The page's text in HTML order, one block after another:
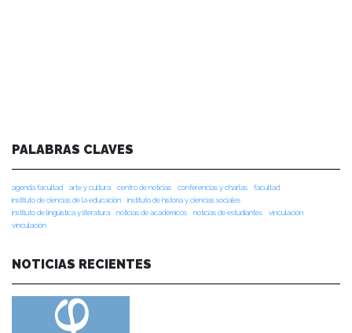
PALABRAS CLAVES
agenda facultad arte y cultura centro de noticias conferencias y charlas
facultad
instituto de ciencias de la educación
instituto de historia y ciencias sociales
instituto de lingüística y literatura
noticias de académicos noticias de estudiantes
vinculacion
vinculación
NOTICIAS RECIENTES